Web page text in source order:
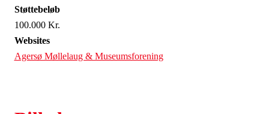
Støttebeløb
100.000 Kr.
Websites
Agersø Møllelaug & Museumsforening